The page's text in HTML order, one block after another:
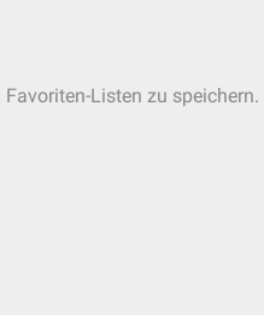
Listen zu speichern.